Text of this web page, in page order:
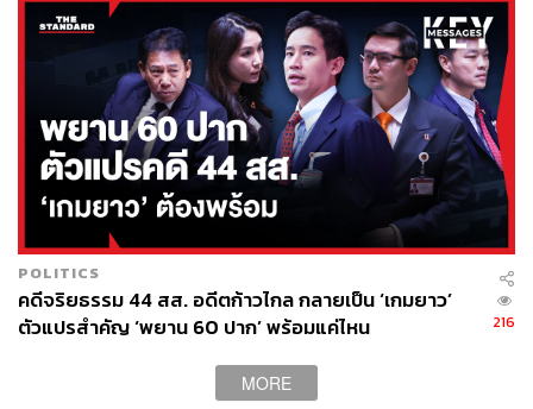
POLITICS
คดีจริยธรรม 44 สส. อดีตก้าวไกล กลายเป็น ‘เกมยาว’
ตัวแปรสำคัญ ‘พยาน 60 ปาก’ พร้อมแค่ไหน
216
MORE